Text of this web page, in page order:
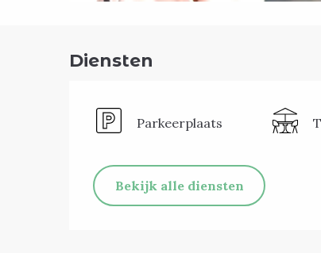
Diensten
Parkeerplaats
Bekijk alle diensten